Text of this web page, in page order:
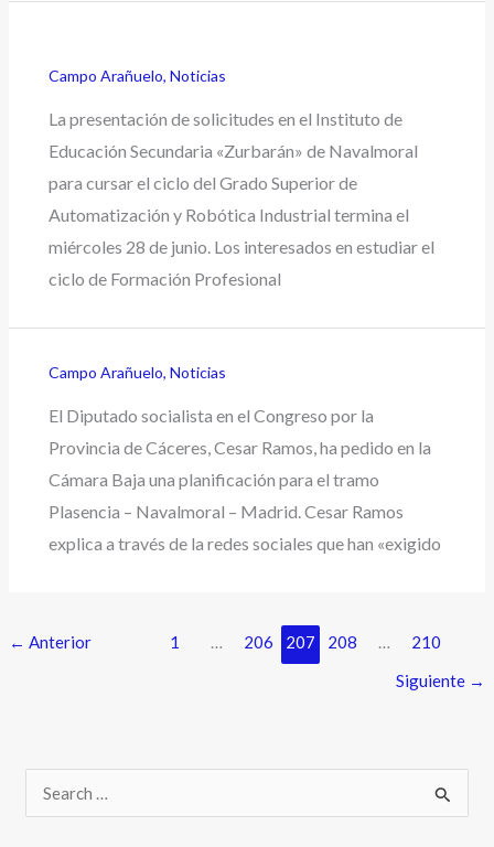
Campo Arañuelo,Noticias
La presentación de solicitudes en el Instituto de
Educación Secundaria «Zurbarán» de Navalmoral
para cursar el ciclo del Grado Superior de
Automatización y Robótica Industrial termina el
miércoles 28 de junio. Los interesados en estudiar el
ciclo de Formación Profesional
Campo Arañuelo,Noticias
El Diputado socialista en el Congreso por la
Provincia de Cáceres, Cesar Ramos, ha pedido en la
Cámara Baja una planificación para el tramo
Plasencia – Navalmoral – Madrid. Cesar Ramos
explica a través de la redes sociales que han «exigido
← Anterior 1 … 206 207 208 …
210
Siguiente →